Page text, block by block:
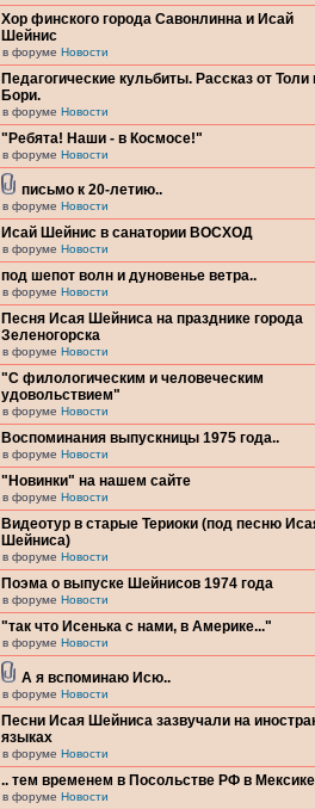
Хор финского города Савонлинна и Исай
Шейнис
в форуме Новости
Педагогические кульбиты. Рассказ от Толи
Бори.
в форуме Новости
"Ребята! Наши - в Космосе!"
в форуме Новости
письмо к 20-летию..
в форуме Новости
Исай Шейнис в санатории ВОСХОД
в форуме Новости
под шепот волн и дуновенье ветра..
в форуме Новости
Песня Исая Шейниса на празднике города
Зеленогорска
в форуме Новости
"С филологическим и человеческим
удовольствием"
в форуме Новости
Воспоминания выпускницы 1975 года..
в форуме Новости
"Новинки" на нашем сайте
в форуме Новости
Видеотур в старые Териоки (под песню
Шейниса)
в форуме Новости
Поэма о выпуске Шейнисов 1974 года
в форуме Новости
"так что Исенька с нами, в Америке..."
в форуме Новости
А я вспоминаю Исю..
в форуме Новости
Песни Исая Шейниса зазвучали на
языках
в форуме Новости
.. тем временем в Посольстве РФ в
в форуме Новости